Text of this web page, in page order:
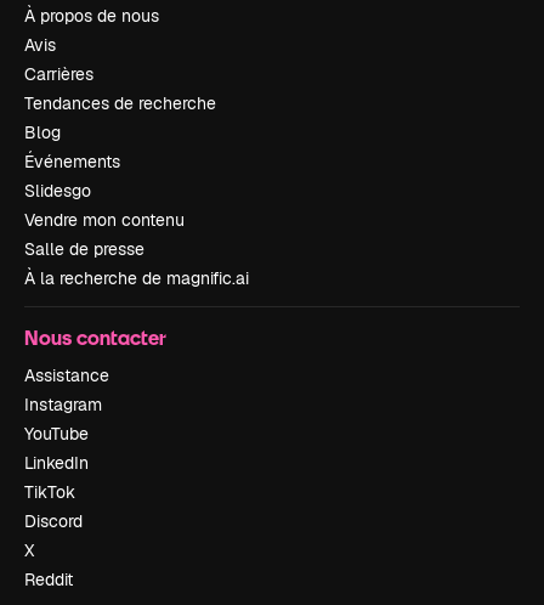
À propos de nous
Avis
Carrières
Tendances de recherche
Blog
Événements
Slidesgo
Vendre mon contenu
Salle de presse
À la recherche de magnific.ai
Nous contacter
Assistance
Instagram
YouTube
LinkedIn
TikTok
Discord
X
Reddit